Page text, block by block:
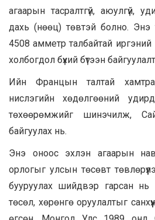
агаарын тасралтгүй, аюулгүй,
дахь (нөөц) төвтэй болно. Энэ
4508 амметр талбайтай
холбогдол бүхий бүтээн
Ийн Францын талтай
нислэгийн хөдөлгөөний
төхөөрөмжийг шинэчилж,
байгуулах нь.
Энэ оноос эхлэн агаарын
орлогыг улсын төсөвт
бууруулах шийдвэр гарсан нь
төсөл, хөрөнгө оруулалтыг